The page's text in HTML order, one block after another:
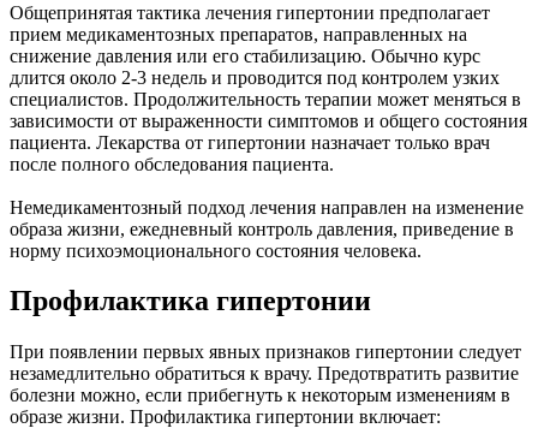
Общепринятая тактика лечения гипертонии предполагает
прием медикаментозных препаратов, направленных на
снижение давления или его стабилизацию. Обычно курс
длится около 2-3 недель и проводится под контролем узких
специалистов. Продолжительность терапии может меняться в
зависимости от выраженности симптомов и общего состояния
пациента. Лекарства от гипертонии назначает только врач
после полного обследования пациента.
Немедикаментозный подход лечения направлен на изменение
образа жизни, ежедневный контроль давления, приведение в
норму психоэмоционального состояния человека.
Профилактика гипертонии
При появлении первых явных признаков гипертонии следует
незамедлительно обратиться к врачу. Предотвратить развитие
болезни можно, если прибегнуть к некоторым изменениям в
образе жизни. Профилактика гипертонии включает: